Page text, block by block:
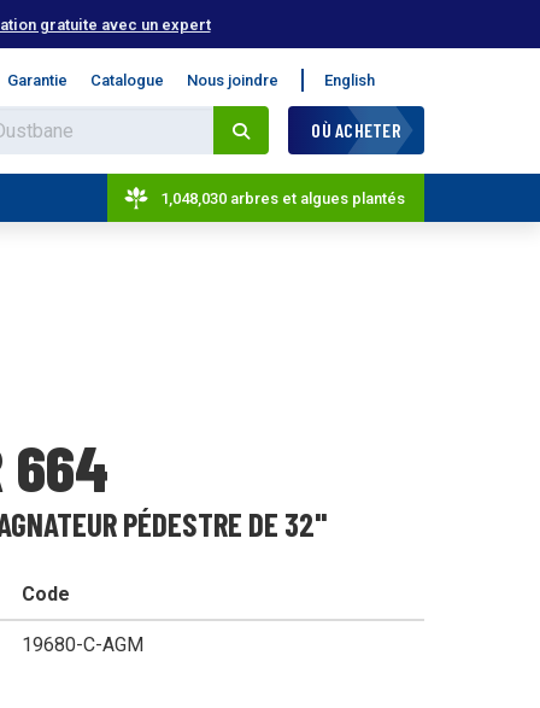
gratuite avec un expert
Garantie Catalogue Nous joindre English
OÙ ACHETER
1,048,030 arbres et algues plantés
664
PÉDESTRE DE 32"
Code
19680-C-AGM